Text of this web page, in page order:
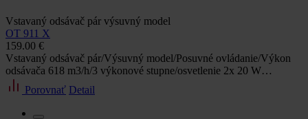
Vstavaný odsávač pár výsuvný model
OT 911 X
159.00 €
Vstavaný odsávač pár/Výsuvný model/Posuvné ovládanie/Výkon
odsávača 618 m3/h/3 výkonové stupne/osvetlenie 2x 20 W…
Porovnať Detail